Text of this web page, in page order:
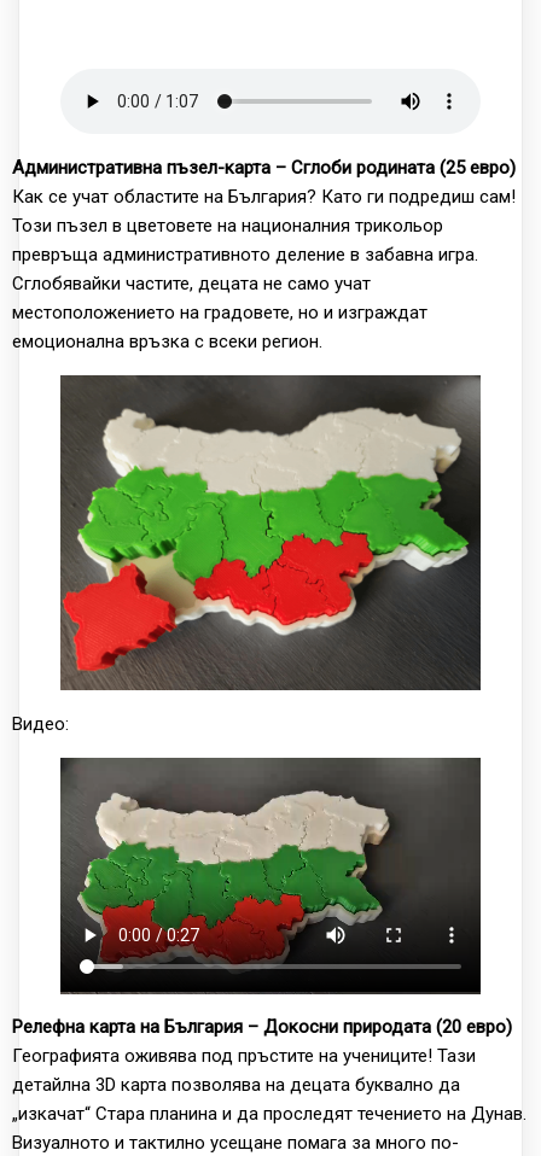
Административна пъзел-карта – Сглоби родината (25 евро)
Как се учат областите на България? Като ги подредиш сам!
Този пъзел в цветовете на националния трикольор
превръща административното деление в забавна игра.
Сглобявайки частите, децата не само учат
местоположението на градовете, но и изграждат
емоционална връзка с всеки регион.
Видео:
Релефна карта на България – Докосни природата (20 евро)
Географията оживява под пръстите на учениците! Тази
детайлна 3D карта позволява на децата буквално да
„изкачат“ Стара планина и да проследят течението на Дунав.
Визуалното и тактилно усещане помага за много по-